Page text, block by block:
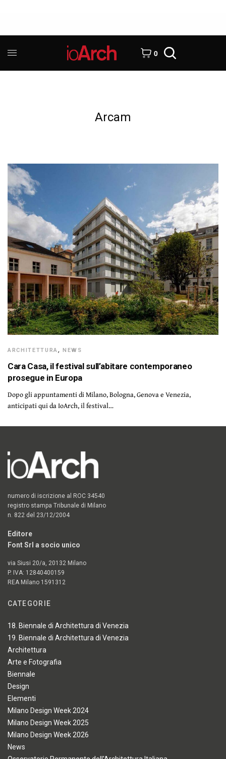
0
Arcam
ARCHITETTURA,NEWS
Cara Casa, il festival sull’abitare contemporaneo
prosegue in Europa
Dopo gli appuntamenti di Milano, Bologna, Genova e Venezia,
anticipati qui da IoArch, il festival…
numero di iscrizione al ROC 34540
registro stampa Tribunale di Milano
n. 822 del 23/12/2004
Editore
Font Srl a socio unico
via Siusi 20/a, 20132 Milano
P. IVA: 12840400159
REA Milano 1591312
CATEGORIE
18. Biennale di Architettura di Venezia
19. Biennale di Architettura di Venezia
Architettura
Arte e Fotografia
Biennale
Design
Elementi
Milano Design Week 2024
Milano Design Week 2025
Milano Design Week 2026
News